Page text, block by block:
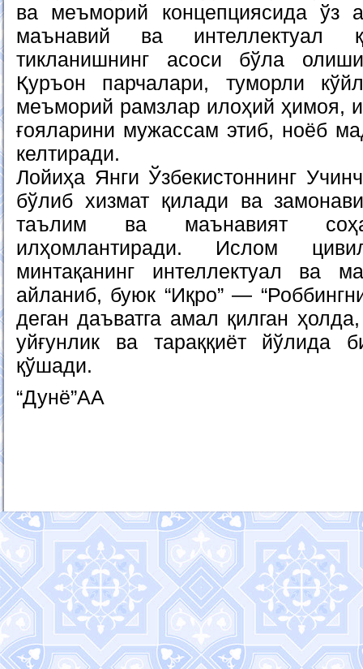
ва меъморий концепциясида ўз
маънавий ва интеллектуал
тикланишнинг асоси бўла
Қуръон парчалари, туморли
меъморий рамзлар илоҳий ҳимоя,
ғояларини мужассам этиб, ноёб
келтиради.
Лойиҳа Янги Ўзбекистоннинг
бўлиб хизмат қилади ва
таълим ва маънавият
илҳомлантиради. Ислом
минтақанинг интеллектуал ва
айланиб, буюк “Иқро” —
деган даъватга амал қилган
уйғунлик ва тараққиёт йўлида
қўшади.
“Дунё”АА